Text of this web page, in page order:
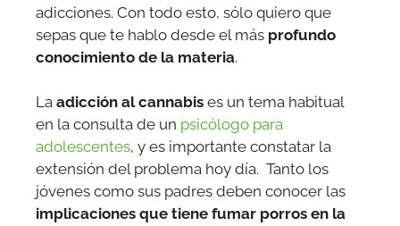
adicciones. Con todo esto, sólo quiero que
sepas que te hablo desde el más profundo
conocimiento de la materia.
La adicción al cannabis es un tema habitual
en la consulta de un psicólogo para
adolescentes, y es importante constatar la
extensión del problema hoy día. Tanto los
jóvenes como sus padres deben conocer las
implicaciones que tiene fumar porros en la